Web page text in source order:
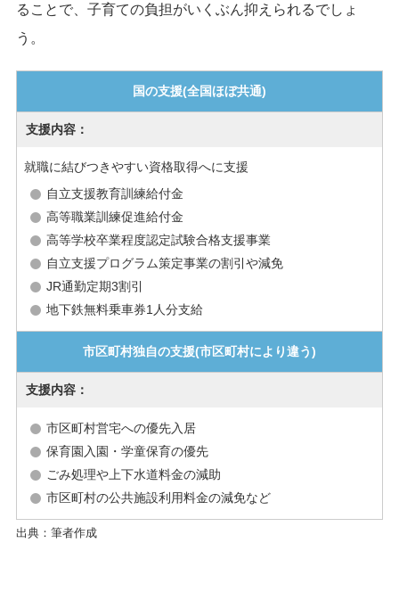
ることで、子育ての負担がいくぶん抑えられるでしょ
う。
国の支援(全国ほぼ共通)
就職に結びつきやすい資格取得へに支援
自立支援教育訓練給付金
高等職業訓練促進給付金
高等学校卒業程度認定試験合格支援事業
自立支援プログラム策定事業の割引や減免
JR通勤定期3割引
地下鉄無料乗車券1人分支給
市区町村独自の支援(市区町村により違う)
市区町村営宅への優先入居
保育園入園・学童保育の優先
ごみ処理や上下水道料金の減助
市区町村の公共施設利用料金の減免など
出典：筆者作成